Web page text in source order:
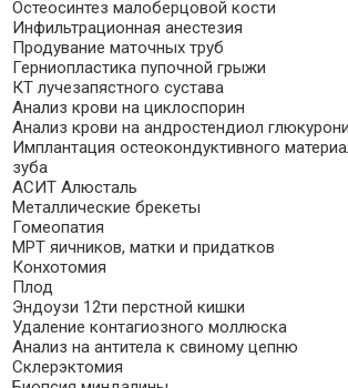
Остеосинтез малоберцовой кости
Инфильтрационная анестезия
Продувание маточных труб
Герниопластика пупочной грыжи
КТ лучезапястного сустава
Анализ крови на циклоспорин
Анализ крови на андростендиол
Имплантация остеокондуктивного
зуба
АСИТ Алюсталь
Металлические брекеты
Гомеопатия
МРТ яичников, матки и придатков
Конхотомия
Плод
Эндоузи 12ти перстной кишки
Удаление контагиозного моллюска
Анализ на антитела к свиному цепню
Склерэктомия